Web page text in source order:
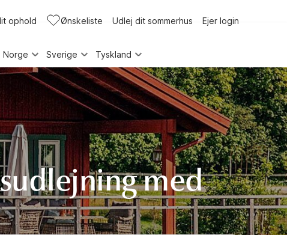
ophold Ønskeliste Udlej dit sommerhus Ejer login
Norge Sverige Tyskland
med